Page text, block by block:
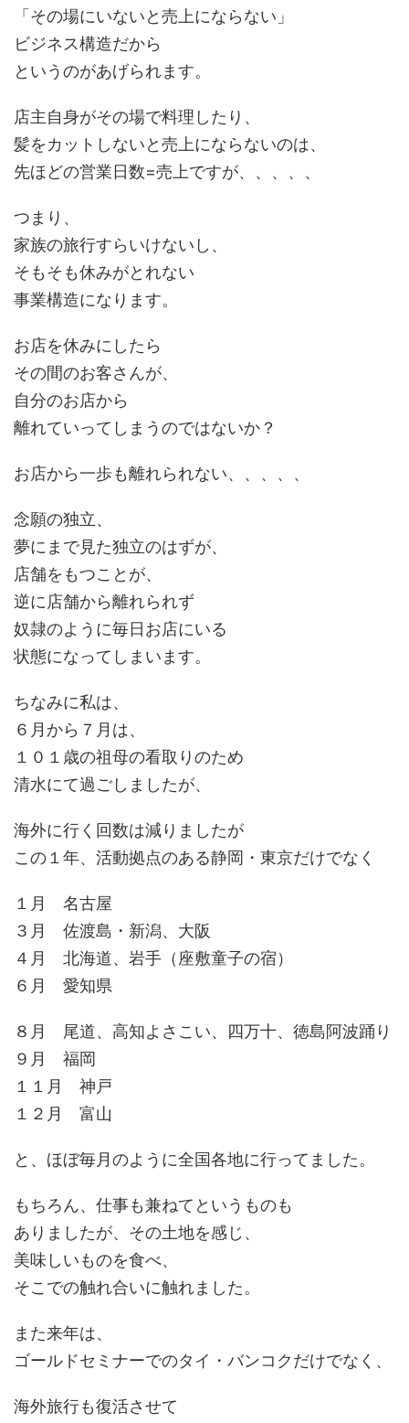
「その場にいないと売上にならない」
ビジネス構造だから
というのがあげられます。
店主自身がその場で料理したり、
髪をカットしないと売上にならないのは、
先ほどの営業日数=売上ですが、、、、、
つまり、
家族の旅行すらいけないし、
そもそも休みがとれない
事業構造になります。
お店を休みにしたら
その間のお客さんが、
自分のお店から
離れていってしまうのではないか？
お店から一歩も離れられない、、、、、
念願の独立、
夢にまで見た独立のはずが、
店舗をもつことが、
逆に店舗から離れられず
奴隷のように毎日お店にいる
状態になってしまいます。
ちなみに私は、
６月から７月は、
１０１歳の祖母の看取りのため
清水にて過ごしましたが、
海外に行く回数は減りましたが
この１年、活動拠点のある静岡・東京だけでなく
１月 名古屋
３月 佐渡島・新潟、大阪
４月 北海道、岩手（座敷童子の宿）
６月 愛知県
８月 尾道、高知よさこい、四万十、徳島阿波踊り
９月 福岡
１１月 神戸
１２月 富山
と、ほぼ毎月のように全国各地に行ってました。
もちろん、仕事も兼ねてというものも
ありましたが、その土地を感じ、
美味しいものを食べ、
そこでの触れ合いに触れました。
また来年は、
ゴールドセミナーでのタイ・バンコクだけでなく、
海外旅行も復活させて